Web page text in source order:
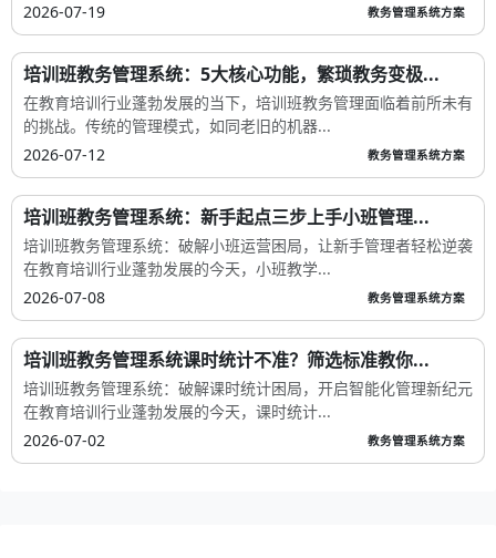
2026-07-19
教务管理系统方案
培训班教务管理系统：5大核心功能，繁琐教务变极...
在教育培训行业蓬勃发展的当下，培训班教务管理面临着前所未有
的挑战。传统的管理模式，如同老旧的机器...
2026-07-12
教务管理系统方案
培训班教务管理系统：新手起点三步上手小班管理...
培训班教务管理系统：破解小班运营困局，让新手管理者轻松逆袭
在教育培训行业蓬勃发展的今天，小班教学...
2026-07-08
教务管理系统方案
培训班教务管理系统课时统计不准？筛选标准教你...
培训班教务管理系统：破解课时统计困局，开启智能化管理新纪元
在教育培训行业蓬勃发展的今天，课时统计...
2026-07-02
教务管理系统方案